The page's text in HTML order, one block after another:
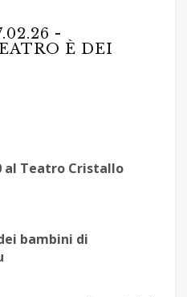
-
È DEI
al Teatro Cristallo
bambini di